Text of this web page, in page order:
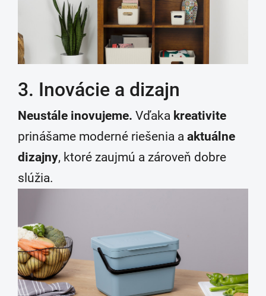
3. Inovácie a dizajn
Neustále inovujeme. Vďaka kreativite
prinášame moderné riešenia a aktuálne
dizajny, ktoré zaujmú a zároveň dobre
slúžia.